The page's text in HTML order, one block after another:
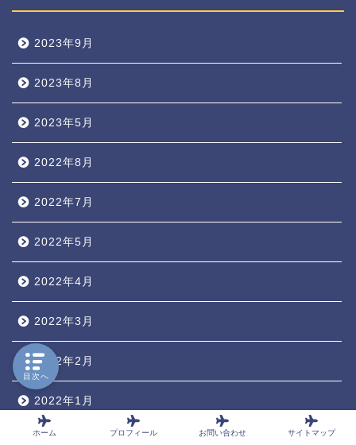
2023年9月
2023年8月
2023年5月
2022年8月
2022年7月
2022年5月
2022年4月
2022年3月
2022年2月
2022年1月
ホーム プロフィール お問い合わせ サイトマップ
目次へ